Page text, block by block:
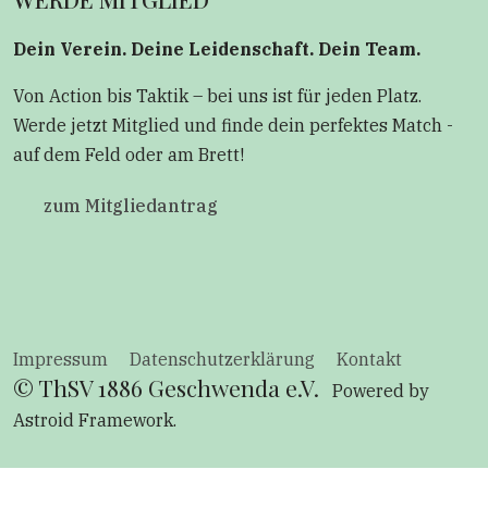
Dein Verein. Deine Leidenschaft. Dein Team.
Von Action bis Taktik – bei uns ist für jeden Platz.
Werde jetzt Mitglied und finde dein perfektes Match -
auf dem Feld oder am Brett!
zum Mitgliedantrag
Impressum Datenschutzerklärung Kontakt
© ThSV 1886 Geschwenda e.V.
Powered by
Astroid Framework.